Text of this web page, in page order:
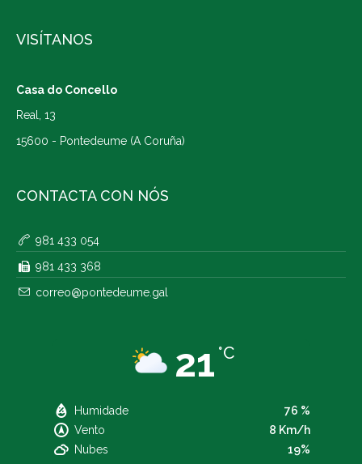
VISÍTANOS
Casa do Concello
Real, 13
15600 - Pontedeume (A Coruña)
CONTACTA CON NÓS
981 433 054
981 433 368
correo@pontedeume.gal
21 °C
Humidade
76 %
Vento
8 Km/h
Nubes
19%